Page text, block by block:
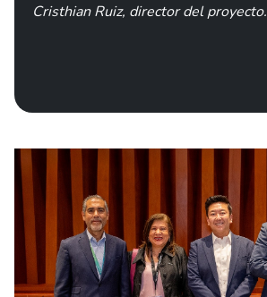
Cristhian Ruiz, director del proyecto.